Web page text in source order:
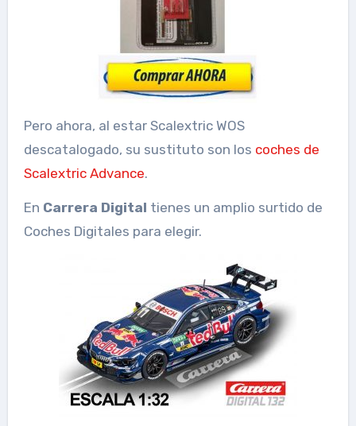
Pero ahora, al estar Scalextric WOS
descatalogado, su sustituto son los coches de
Scalextric Advance.
En Carrera Digital tienes un amplio surtido de
Coches Digitales para elegir.